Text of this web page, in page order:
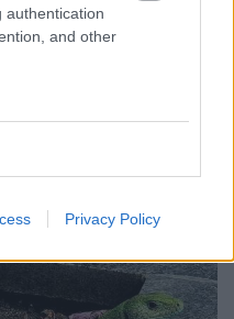
authentication
and other
Privacy Policy
kell mesélnem,
és az kb